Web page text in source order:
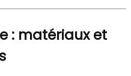
: matériaux et